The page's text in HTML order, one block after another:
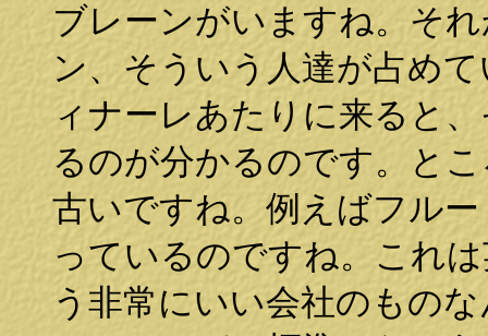
ブレーンがいますね。そ
ン、そういう人達が占め
ィナーレあたりに来ると
るのが分かるのです。と
古いですね。例えばフル
っているのですね。これ
う非常にいい会社のもの